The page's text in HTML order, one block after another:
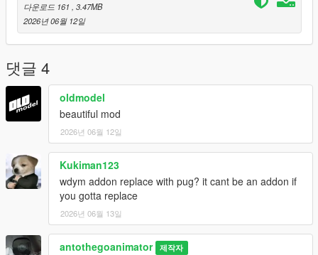
다운로드 161
, 3.47MB
2026년 06월 12일
댓글 4
oldmodel
beautiful mod
2026년 06월 12일
Kukiman123
wdym addon replace with pug? it cant be an addon if
you gotta replace
2026년 06월 13일
antothegoanimator 제작자